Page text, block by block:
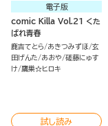
電子版
comic Killa Vol.21 くた
ばれ青春
鹿吉てとら あきつみずほ 玄
田げんた
あおや 磋藤にゅす
け
鷹巣☆ヒロキ
試し読み